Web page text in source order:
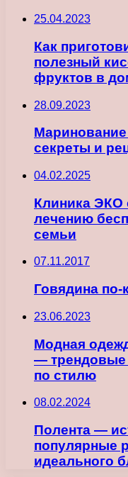
25.04.2023
Как
полезный
фруктов в
28.09.2023
Маринование
секреты и
04.02.2025
Клиника ЭКО
лечению
семьи
07.11.2017
Говядина
23.06.2023
Модная
— трендовые
по стилю
08.02.2024
Полента —
популярные
идеального